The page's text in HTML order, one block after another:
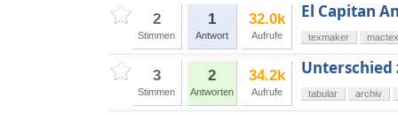
2
Stimmen
1
Antwort
32.0k
Aufrufe
El Capitan
texmaker mactex
3
Stimmen
2
Antworten
34.2k
Aufrufe
Unterschied
tabular archiv